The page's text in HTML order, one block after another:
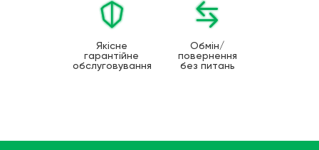
Якісне
гарантійне
обслуговування
Обмін/
повернення
без питань